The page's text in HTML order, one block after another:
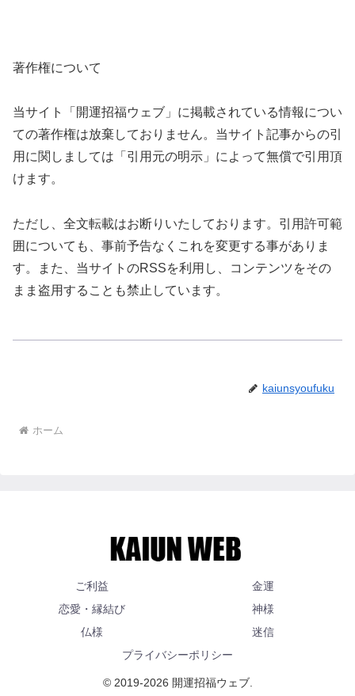
著作権について
当サイト「開運招福ウェブ」に掲載されている情報につい
ての著作権は放棄しておりません。当サイト記事からの引
用に関しましては「引用元の明示」によって無償で引用頂
けます。
ただし、全文転載はお断りいたしております。引用許可範
囲についても、事前予告なくこれを変更する事がありま
す。また、当サイトのRSSを利用し、コンテンツをその
まま盗用することも禁止しています。
kaiunsyoufuku
ホーム
ご利益
金運
恋愛・縁結び
神様
仏様
迷信
プライバシーポリシー
© 2019-2026 開運招福ウェブ.